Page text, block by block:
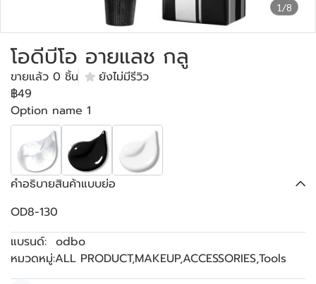
1/8
โอดีบีโอ อายแลช กลู
ขายแล้ว 0 ชิ้น
ยังไม่มีรีวิว
฿49
Option name 1
คำอธิบายสินค้าแบบย่อ
OD8-130
แบรนด์: odbo
หมวดหมู่:ALL PRODUCT,MAKEUP,ACCESSORIES,Tools